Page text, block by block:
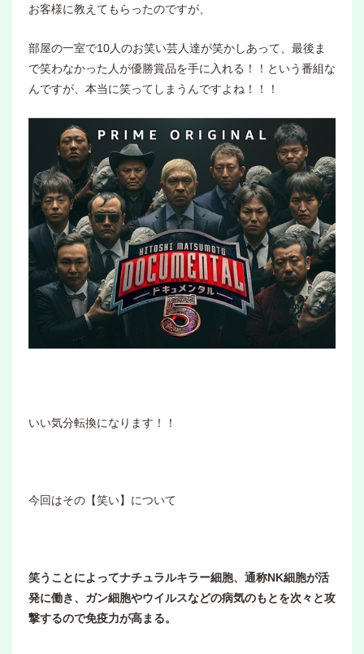
お客様に教えてもらったのですが、
部屋の一室で10人のお笑い芸人達が笑かしあって、最後ま
で笑わなかった人が優勝賞品を手に入れる！！という番組な
んですが、本当に笑ってしまうんですよね！！！
いい気分転換になります！！
今回はその【笑い】について
笑うことによってナチュラルキラー細胞、通称NK細胞が活
発に働き、ガン細胞やウイルスなどの病気のもとを次々と攻
撃するので免疫力が高まる。